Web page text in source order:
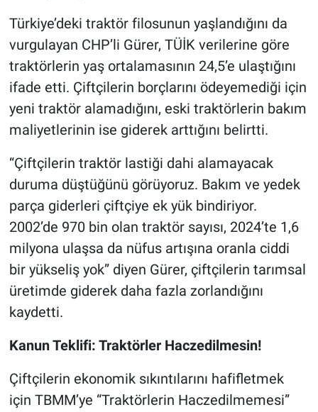
Türkiye’deki traktör filosunun yaşlandığını da
vurgulayan CHP’li Gürer, TÜİK verilerine göre
traktörlerin yaş ortalamasının 24,5’e ulaştığını
ifade etti. Çiftçilerin borçlarını ödeyemediği için
yeni traktör alamadığını, eski traktörlerin bakım
maliyetlerinin ise giderek arttığını belirtti.
“Çiftçilerin traktör lastiği dahi alamayacak
duruma düştüğünü görüyoruz. Bakım ve yedek
parça giderleri çiftçiye ek yük bindiriyor.
2002’de 970 bin olan traktör sayısı, 2024’te 1,6
milyona ulaşsa da nüfus artışına oranla ciddi
bir yükseliş yok” diyen Gürer, çiftçilerin tarımsal
üretimde giderek daha fazla zorlandığını
kaydetti.
Kanun Teklifi: Traktörler Haczedilmesin!
Çiftçilerin ekonomik sıkıntılarını hafifletmek
için TBMM’ye “Traktörlerin Haczedilmemesi”